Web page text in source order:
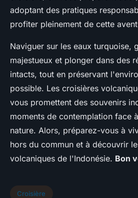
adoptant des pratiques
profiter pleinement de cette
Naviguer sur les eaux turquoise,
majestueux et plonger dans des
intacts, tout en préservant
possible. Les croisières
vous promettent des souvenirs
moments de contemplation face
nature. Alors, préparez-vous à
hors du commun et à découvrir
volcaniques de l'Indonésie. Bon
Croisière